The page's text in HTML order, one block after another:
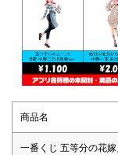
商品名
一番くじ 五等分の花